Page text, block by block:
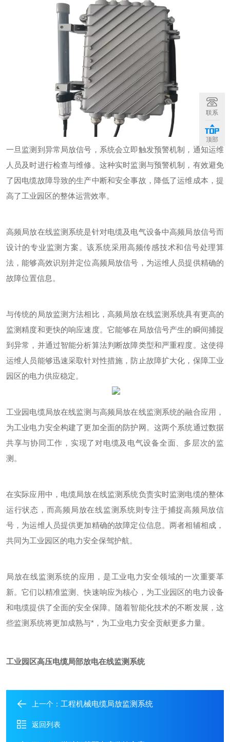
一旦监测到异常局放信号，系统会立即触发预警机制，通知运维
人员及时进行检查与维修。这种实时监测与预警机制，有效避免
了因电缆故障导致的生产中断和安全事故，降低了运维成本，提
高了工业园区的整体运营效率。
高频局放在线监测系统是针对电缆及电气设备中高频局放信号而
设计的专业监测方案。该系统采用高频传感技术和信号处理算
法，能够高效识别并定位高频局放信号，为运维人员提供精确的
故障位置信息。
与传统的局放监测方法相比，高频局放在线监测系统具有更高的
监测精度和更快的响应速度。它能够在局放信号产生的瞬间捕捉
到异常，并通过智能分析算法判断故障类型和严重程度。这使得
运维人员能够迅速采取针对性措施，防止故障扩大化，保障工业
园区的电力供应稳定。
工业园电缆局放在线监测与高频局放在线监测系统的融合应用，
为工业电力安全构建了更加全面的防护网。这两个系统通过数据
共享与协同工作，实现了对电缆及电气设备全面、多层次的监
测。
在实际应用中，电缆局放在线监测系统负责实时监测电缆的整体
运行状态，而高频局放在线监测系统则专注于捕捉高频局放信
号，为运维人员提供更加精确的故障定位信息。两者相辅相成，
共同为工业园区的电力安全保驾护航。
局放在线监测系统的应用，是工业电力安全领域的一次重要革
新。它们以精准监测、快速响应为核心，为工业园区的电力设备
和电缆提供了全面的安全保障。随着智能化技术的不断发展，这
些监测系统将更加成熟与*，为工业电力安全贡献更多力量。
工业园区高压电缆局部放电在线监测系统
上一个： 工程机械电缆局放监测系统
返回列表
联系
顶部